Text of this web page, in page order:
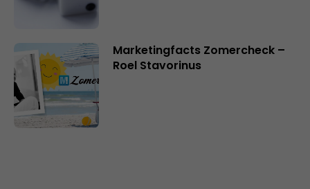
Marketingfacts Zomercheck –
Roel Stavorinus